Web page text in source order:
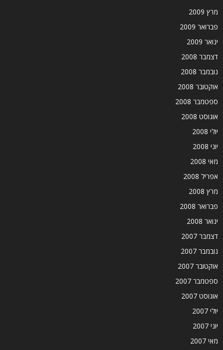
מרץ 2009
פברואר 2009
ינואר 2009
דצמבר 2008
נובמבר 2008
אוקטובר 2008
ספטמבר 2008
אוגוסט 2008
יולי 2008
יוני 2008
מאי 2008
אפריל 2008
מרץ 2008
פברואר 2008
ינואר 2008
דצמבר 2007
נובמבר 2007
אוקטובר 2007
ספטמבר 2007
אוגוסט 2007
יולי 2007
יוני 2007
מאי 2007